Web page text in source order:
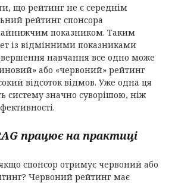
що рейтинг не є середнім
рейтинг спонсора
показником. Таким
із відмінними показниками
навчання все одно може
або «червоний» рейтинг
відсоток відмов. Уже одна ця
систему значно суворішою, ніж
працює на практиці
спонсор отримує червоний або
Червоний рейтинг має